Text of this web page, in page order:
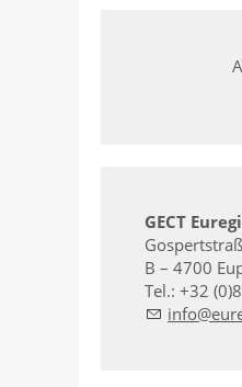
GECT
B – 4700
Tel.: +32
nf
r